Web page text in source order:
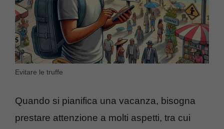
Evitare le truffe
Quando si pianifica una vacanza, bisogna
prestare attenzione a molti aspetti, tra cui